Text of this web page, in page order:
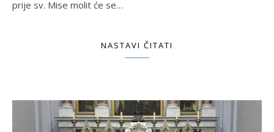
prije sv. Mise molit će se…
NASTAVI ČITATI